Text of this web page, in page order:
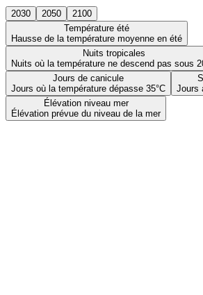
2030 2050
2100
Température été
Hausse de la température moyenne en été
Nuits tropicales
Nuits où la température ne descend pas sous
Jours de canicule
Jours où la température dépasse 35°C
Jours
Élévation niveau mer
Élévation prévue du niveau de la mer